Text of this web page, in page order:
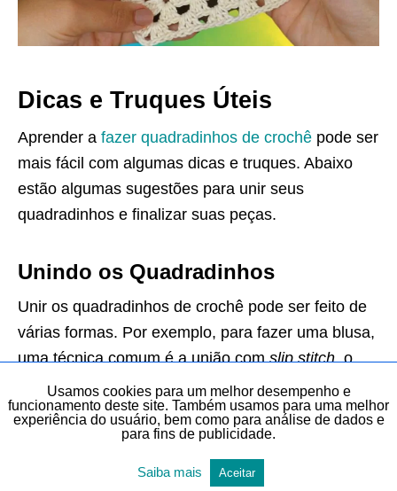
Dicas e Truques Úteis
Aprender a fazer quadradinhos de crochê pode ser
mais fácil com algumas dicas e truques. Abaixo
estão algumas sugestões para unir seus
quadradinhos e finalizar suas peças.
Unindo os Quadradinhos
Unir os quadradinhos de crochê pode ser feito de
várias formas. Por exemplo, para fazer uma blusa,
uma técnica comum é a união comslip stitch,o
ponto baixíssimo.
Primeiro, alinhe dois quadradinhos lado a lado.
Insira a agulha no canto de ambos e faça um
ponto baixíssimo. Continue fazendo isso ao longo
Usamos cookies para um melhor desempenho e
funcionamento deste site. Também usamos para uma melhor
experiência do usuário, bem como para análise de dados e
para fins de publicidade.
Saiba mais Aceitar